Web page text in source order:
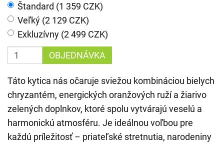
Štandard (1 359 CZK)
Veľký (2 129 CZK)
Exkluzívny (2 499 CZK)
OBJEDNÁVKA
Táto kytica nás očaruje sviežou kombináciou bielych
chryzantém, energických oranžových ruží a žiarivo
zelených doplnkov, ktoré spolu vytvárajú veselú a
harmonickú atmosféru. Je ideálnou voľbou pre
každú príležitosť – priateľské stretnutia, narodeniny